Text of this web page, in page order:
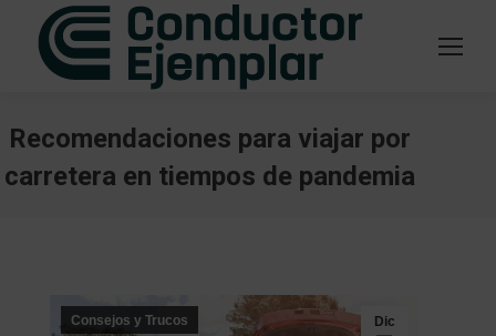
Recomendaciones para viajar por
carretera en tiempos de pandemia
Dic
Consejos y Trucos